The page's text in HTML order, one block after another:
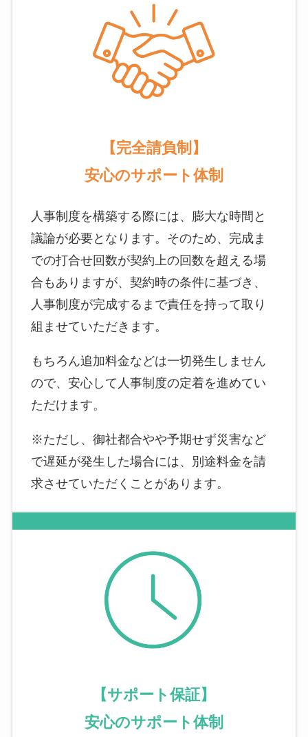
【完全請負制】
安心のサポート体制
人事制度を構築する際には、膨大な時間と
議論が必要となります。そのため、完成ま
での打合せ回数が契約上の回数を超える場
合もありますが、契約時の条件に基づき、
人事制度が完成するまで責任を持って取り
組ませていただきます。
もちろん追加料金などは一切発生しません
ので、安心して人事制度の定着を進めてい
ただけます。
※ただし、御社都合やや予期せず災害など
で遅延が発生した場合には、別途料金を請
求させていただくことがあります。
【サポート保証】
安心のサポート体制